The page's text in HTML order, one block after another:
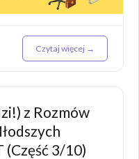
Czytaj więcej →
z Rozmów
(Część 3/10)